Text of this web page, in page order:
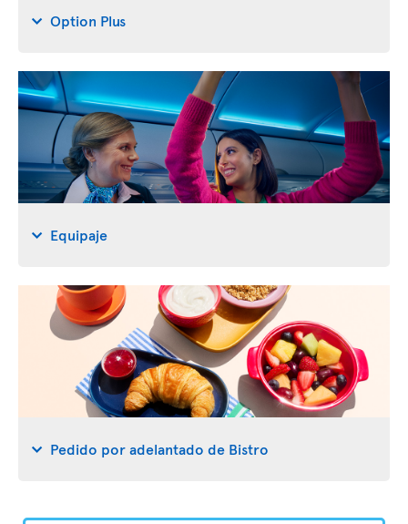
Option Plus
Equipaje
Pedido por adelantado de Bistro